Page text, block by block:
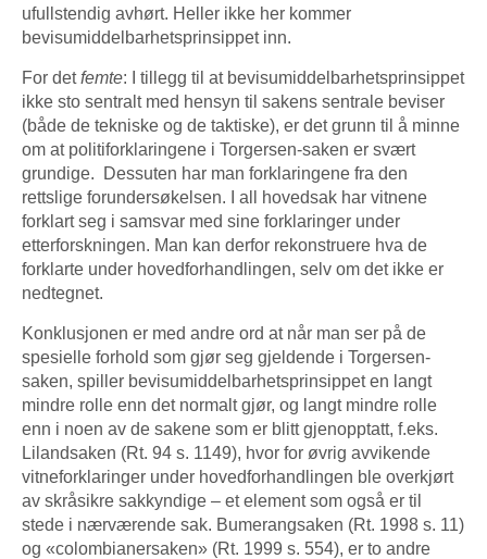
ufullstendig avhørt. Heller ikke her kommer
bevisumiddelbarhetsprinsippet inn.
For detfemte: I tillegg til at bevisumiddelbarhetsprinsippet
ikke sto sentralt med hensyn til sakens sentrale beviser
(både de tekniske og de taktiske), er det grunn til å minne
om at politiforklaringene i Torgersen-saken er svært
grundige. Dessuten har man forklaringene fra den
rettslige forundersøkelsen. I all hovedsak har vitnene
forklart seg i samsvar med sine forklaringer under
etterforskningen. Man kan derfor rekonstruere hva de
forklarte under hovedforhandlingen, selv om det ikke er
nedtegnet.
Konklusjonen er med andre ord at når man ser på de
spesielle forhold som gjør seg gjeldende i Torgersen-
saken, spiller bevisumiddelbarhetsprinsippet en langt
mindre rolle enn det normalt gjør, og langt mindre rolle
enn i noen av de sakene som er blitt gjenopptatt, f.eks.
Lilandsaken (Rt. 94 s. 1149), hvor for øvrig avvikende
vitneforklaringer under hovedforhandlingen ble overkjørt
av skråsikre sakkyndige – et element som også er til
stede i nærværende sak. Bumerangsaken (Rt. 1998 s. 11)
og «colombianersaken» (Rt. 1999 s. 554), er to andre